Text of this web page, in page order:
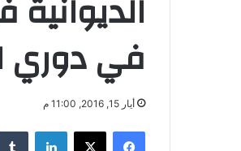
في دوري
أيار 15, 2016, 11:00 م
فيسبوك لينكدإن